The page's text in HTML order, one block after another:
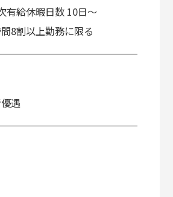
有給休暇日数 10日～
8割以上勤務に限る
遇